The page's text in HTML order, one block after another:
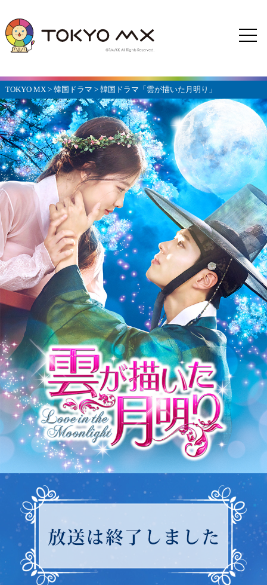
TOKYO MX> 韓国ドラマ > 韓国ドラマ「雲が描いた月明り」